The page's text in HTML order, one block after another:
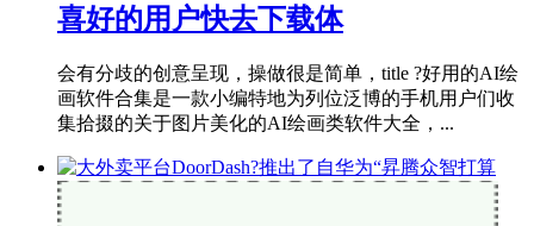
喜好的用户快去下载体
会有分歧的创意呈现，操做很是简单，title ?好用的AI绘
画软件合集是一款小编特地为列位泛博的手机用户们收
集拾掇的关于图片美化的AI绘画类软件大全，...